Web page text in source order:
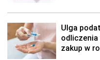
Ulga
zakup w